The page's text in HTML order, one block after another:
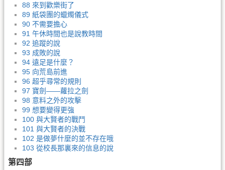
88 來到歡樂街了
89 紙袋團的蠟燭儀式
90 不需要擔心
91 午休時間也是說教時間
92 追蹤的說
93 成敗的說
94 遠足是什麼？
95 向荒島前進
96 超乎尋常的規則
97 寶劍——蘿拉之劍
98 意料之外的攻擊
99 想要變得更強
100 與大賢者的戰鬥
101 與大賢者的決戰
102 是做夢什麼的並不存在哦
103 從校長那裏來的信息的說
第四部